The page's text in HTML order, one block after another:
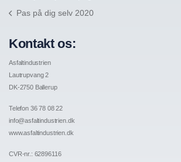
Pas på dig selv 2020
Kontakt os:
Asfaltindustrien
Lautrupvang 2
DK-2750 Ballerup
Telefon 36 78 08 22
info@asfaltindustrien.dk
www.asfaltindustrien.dk
CVR-nr.: 62896116